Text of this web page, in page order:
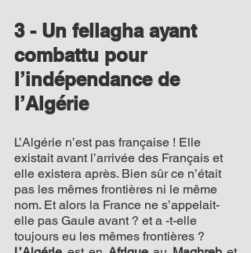
3 - Un fellagha ayant
combattu pour
l’indépendance de
l’Algérie
L’Algérie n’est pas française ! Elle
existait avant l’arrivée des Français et
elle existera après. Bien sûr ce n’était
pas les mêmes frontières ni le même
nom. Et alors la France ne s’appelait-
elle pas Gaule avant ? et a -t-elle
toujours eu les mêmes frontières ?